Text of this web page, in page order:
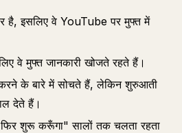
है, इसलिए वे YouTube पर मुफ्त में
वे मुफ्त जानकारी खोजते रहते हैं।
के बारे में सोचते हैं, लेकिन शुरुआती
देते हैं।
शुरू करूँगा" सालों तक चलता रहता